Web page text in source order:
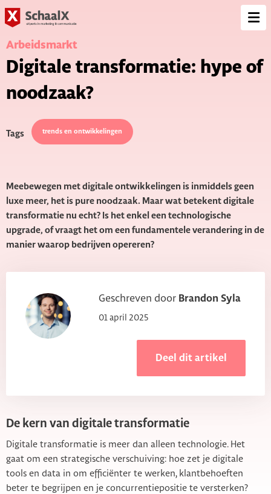
Arbeidsmarkt
Digitale transformatie: hype of
noodzaak?
Tags trends en ontwikkelingen
Meebewegen met digitale ontwikkelingen is inmiddels geen
luxe meer, het is pure noodzaak. Maar wat betekent digitale
transformatie nu echt? Is het enkel een technologische
upgrade, of vraagt het om een fundamentele verandering in de
manier waarop bedrijven opereren?
Geschreven door Brandon Syla
01 april 2025
Deel dit artikel
De kern van digitale transformatie
Digitale transformatie is meer dan alleen technologie. Het
gaat om een strategische verschuiving: hoe zet je digitale
tools en data in om efficiënter te werken, klantbehoeften
beter te begrijpen en je concurrentiepositie te versterken?